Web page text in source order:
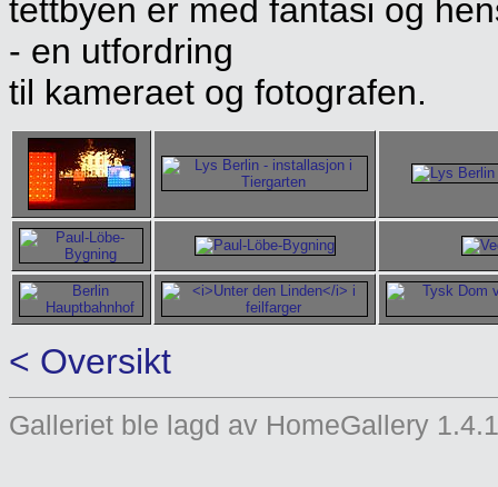
tettbyen er med fantasi og
- en utfordring
til kameraet og fotografen.
< Oversikt
Galleriet ble lagd av HomeGallery